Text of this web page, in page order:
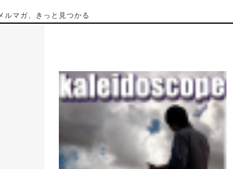
ルマガ、きっと見つかる